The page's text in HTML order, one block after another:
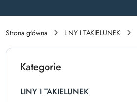
Strona główna LINY I TAKIELUNEK
Kategorie
LINY I TAKIELUNEK